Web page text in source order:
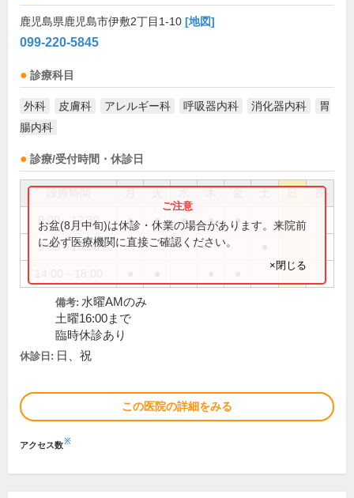
鹿児島県鹿児島市伊敷2丁目1-10 [地図]
099-220-5845
診療科目
外科 皮膚科 アレルギー科 呼吸器内科 消化器内科
胃
腸内科
診療/受付時間・休診日
祝
9:00～12:30 ● ● ● ● ●
9:00～16:00
お盆(8月中旬)は休診・休業の場合があります。来院前
に必ず医療機関に直接ご確認ください。
×閉じる
備考: 水曜AMのみ
土曜16:00まで
臨時休診あり
休診日: 日、祝
この医院の詳細をみる
アクセス数※